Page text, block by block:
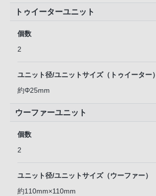
トゥイーターユニット
個数
2
ユニット径/ユニットサイズ（トゥイーター）
約Φ25mm
ウーファーユニット
個数
2
ユニット径/ユニットサイズ（ウーファー）
約110mm×110mm